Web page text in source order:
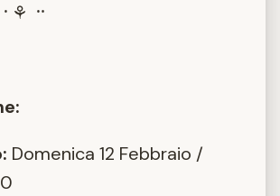
᠂ ⚘ ᠃
Domenica 12 Febbraio /